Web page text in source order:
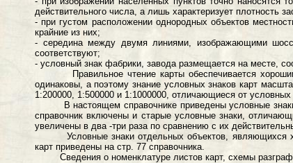
действительного числа, а лишь характеризует плотность
- при густом расположении однородных объектов
крайние из них;
- середина между двумя линиями, изображающими
соответствуют;
- условный знак фабрики, завода размещается на месте,
Правильное чтение карты обеспечивается хорошим
одинаковы, а поэтому знание условных знаков карт
1:200000, 1:500000 и 1:1000000, отличающиеся от
В настоящем справочнике приведены условные знаки
справочник включены и старые условные знаки,
увеличены в два -три раза по сравнению с их
Условные знаки отдельных объектов, являющихся
карт приведены на стр. 77 справочника.
Сведения о номенклатуре листов карт, схемы